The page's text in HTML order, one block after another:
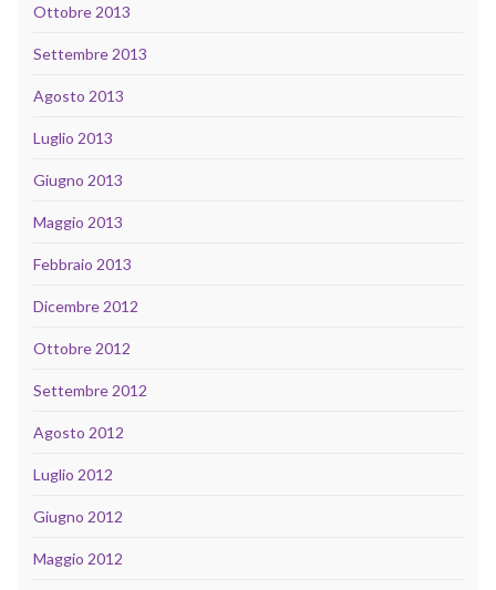
Ottobre 2013
Settembre 2013
Agosto 2013
Luglio 2013
Giugno 2013
Maggio 2013
Febbraio 2013
Dicembre 2012
Ottobre 2012
Settembre 2012
Agosto 2012
Luglio 2012
Giugno 2012
Maggio 2012